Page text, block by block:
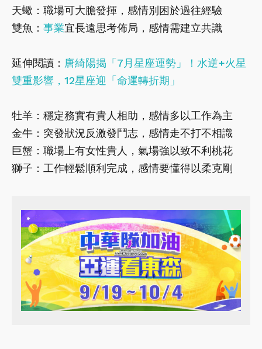
天蠍：職場可大膽發揮，感情別困於過往經驗
雙魚： 事業宜長遠思考佈局，感情需建立共識
延伸閱讀： 唐綺陽揭「7月星座運勢」！水逆+火星
雙重影響，12星座迎「命運轉折期」
牡羊：穩定務實有貴人相助，感情多以工作為主
金牛：突發狀況反激發鬥志，感情走不打不相識
巨蟹：職場上有女性貴人，氣場強以致不利桃花
獅子：工作輕鬆順利完成，感情要懂得以柔克剛